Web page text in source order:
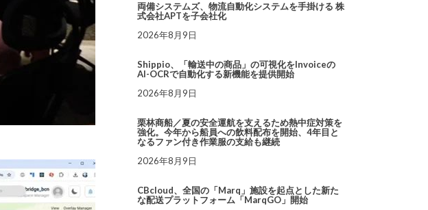
両備システムズ、物流自動化システムを手掛ける 株
式会社APTを子会社化
2026年8月9日
Shippio、「輸送中の商品」の可視化をInvoiceの
AI-OCRで自動化する新機能を提供開始
2026年8月9日
栗林商船／夏の安全運航を支えるため熱中症対策を
強化。今年から船員への飲料配布を開始、4年目と
なるファン付き作業服の支給も継続
2026年8月9日
CBcloud、全国の「Marq」施設を起点とした新た
な配送プラットフォーム「MarqGO」開始